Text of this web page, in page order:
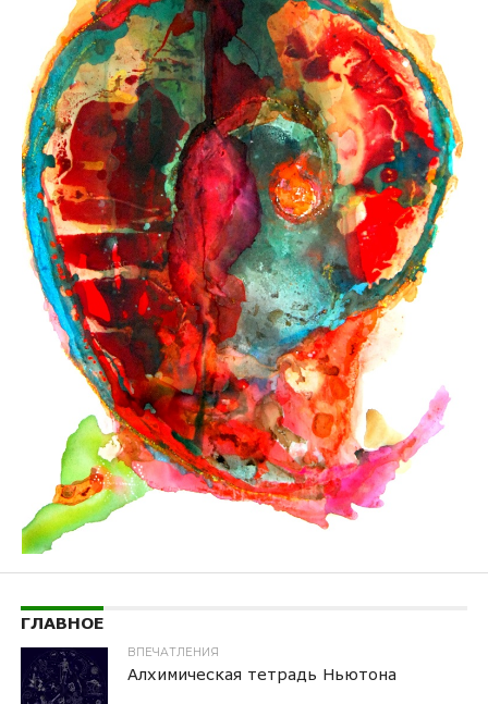
ГЛАВНОЕ
ВПЕЧАТЛЕНИЯ
Алхимическая тетрадь Ньютона